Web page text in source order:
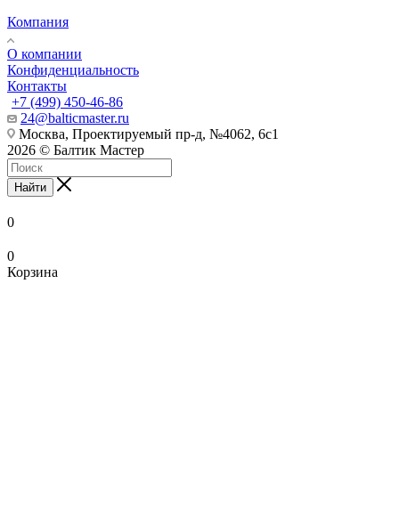
Компания
О компании
Конфиденциальность
Контакты
+7 (499) 450-46-86
24@balticmaster.ru
Москва, Проектируемый пр-д, №4062, 6с1
2026 © Балтик Мастер
Найти
0
0
Корзина